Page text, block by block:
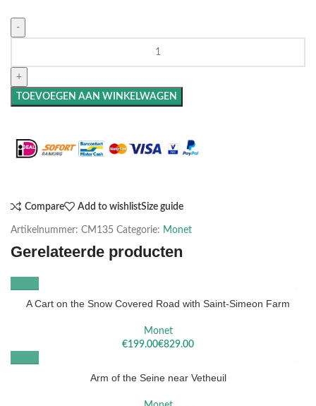
TOEVOEGEN AAN WINKELWAGEN
Compare Add to wishlistSize guide
Artikelnummer: CM135 Categorie: Monet
Gerelateerde producten
A Cart on the Snow Covered Road with Saint-Simeon Farm
Monet
€
€
Arm of the Seine near Vetheuil